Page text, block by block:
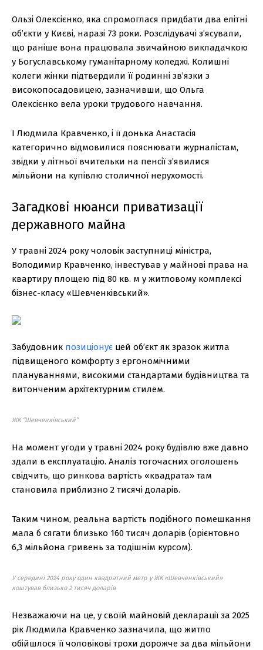
Ользі Олексієнко, яка спромоглася придбати два елітні
об’єкти у Києві, наразі 73 роки. Розслідувачі з’ясували,
що раніше вона працювала звичайною викладачкою
у Богуславському гуманітарному коледжі. Колишні
колеги жінки підтвердили її родинні зв’язки з
високопосадовицею, зазначивши, що Ольга
Олексієнко вела уроки трудового навчання.
І Людмила Кравченко, і її донька Анастасія
категорично відмовилися пояснювати журналістам,
звідки у літньої вчительки на пенсії з’явилися
мільйони на купівлю столичної нерухомості.
Загадкові нюанси приватизації
державного майна
У травні 2024 року чоловік заступниці міністра,
Володимир Кравченко, інвестував у майнові права на
квартиру площею під 80 кв. м у житловому комплексі
бізнес-класу «Шевченківський».
Забудовник позиціонує цей об’єкт як зразок житла
підвищеного комфорту з ергономічними
плануваннями, високими стандартами будівництва та
витонченим архітектурним стилем.
ЖК “Шевченківський”
На момент угоди у травні 2024 року будівлю вже давно
здали в експлуатацію. Аналіз тогочасних оголошень
свідчить, що ринкова вартість «квадрата» там
становила приблизно 2 тисячі доларів.
Таким чином, реальна вартість подібного помешкання
мала б сягати близько 160 тисяч доларів (орієнтовно
6,3 мільйона гривень за тодішнім курсом).
У середині 2024 року один квадратний метр у ЖК «Шевченківський»
коштував близько 2 тисяч доларів
Незважаючи на це, у своїй майновій декларації за 2025
рік Людмила Кравченко зазначила, що житло
обійшлося її чоловікові трохи дорожче за два мільйони